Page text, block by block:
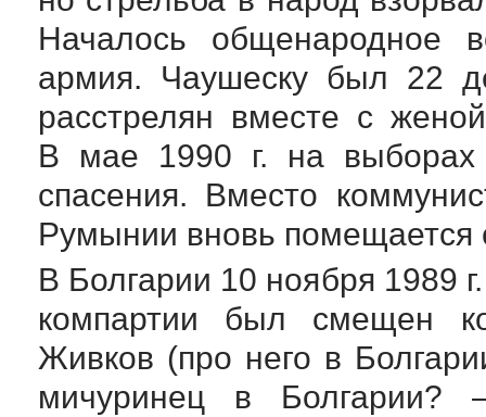
Началось общенародное
армия. Чаушеску был 22
расстрелян вместе с
В мае 1990 г. на выборах
спасения. Вместо
Румынии вновь помещается
В Болгарии 10 ноября 1989
компартии был смещен
Живков (про него в
мичуринец в